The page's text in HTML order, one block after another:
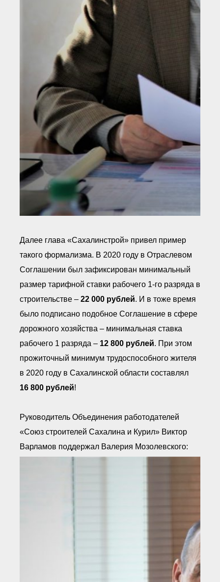
Далее глава «Сахалинстрой» привел пример
такого формализма. В 2020 году в Отраслевом
Соглашении был зафиксирован минимальный
размер тарифной ставки рабочего 1-го разряда в
строительстве – 22 000 рублей. И в тоже время
было подписано подобное Соглашение в сфере
дорожного хозяйства – минимальная ставка
рабочего 1 разряда – 12 800 рублей. При этом
прожиточный минимум трудоспособного жителя
в 2020 году в Сахалинской области составлял
16 800 рублей!
Руководитель Объединения работодателей
«Союз строителей Сахалина и Курил» Виктор
Варламов поддержал Валерия Мозолевского: